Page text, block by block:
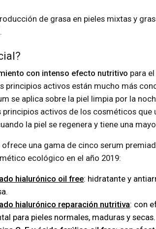
de grasa en pieles mixtas y
con intenso efecto nutritivo para
principios activos están mucho más
se aplica sobre la piel limpia por la
activos de los cosméticos que
la piel se regenera y tiene una
una gama de cinco serum
ecológico en el año 2019:
hialurónico oil free: hidratante y
hialurónico reparación nutritiva: con
para pieles normales, maduras y secas.